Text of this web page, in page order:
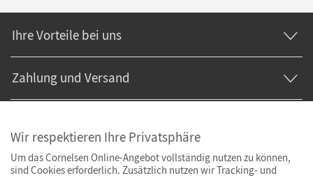
Ihre Vorteile bei uns
Zahlung und Versand
Wir respektieren Ihre Privatsphäre
Um das Cornelsen Online-Angebot vollständig nutzen zu können,
sind Cookies erforderlich. Zusätzlich nutzen wir Tracking- und